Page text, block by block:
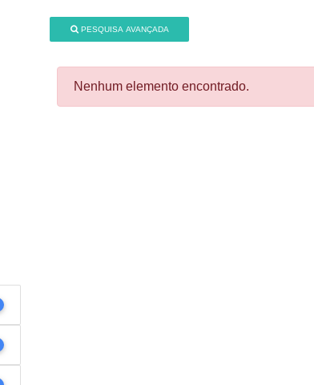
PESQUISA AVANÇADA
Nenhum elemento encontrado.